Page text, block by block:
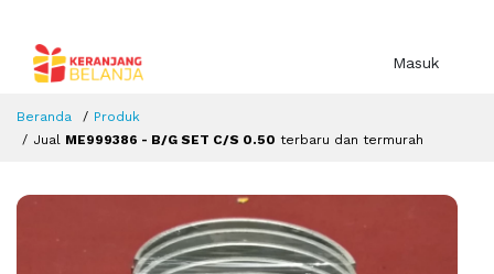
Masuk
Beranda
Produk
Jual ME999386 - B/G SET C/S 0.50 terbaru dan termurah